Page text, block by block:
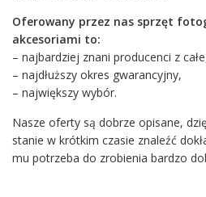
Oferowany przez nas sprzęt
akcesoriami to:
– najbardziej znani producenci z
– najdłuższy okres gwarancyjny,
– największy wybór.
Nasze oferty są dobrze opisane,
stanie w krótkim czasie znaleźć
mu potrzeba do zrobienia bardzo